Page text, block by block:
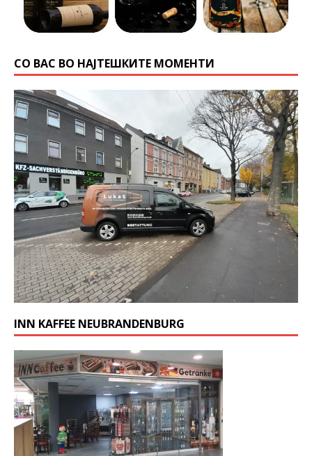
СО ВАС ВО НАЈТЕШКИТЕ МОМЕНТИ
INN KAFFEE NEUBRANDENBURG